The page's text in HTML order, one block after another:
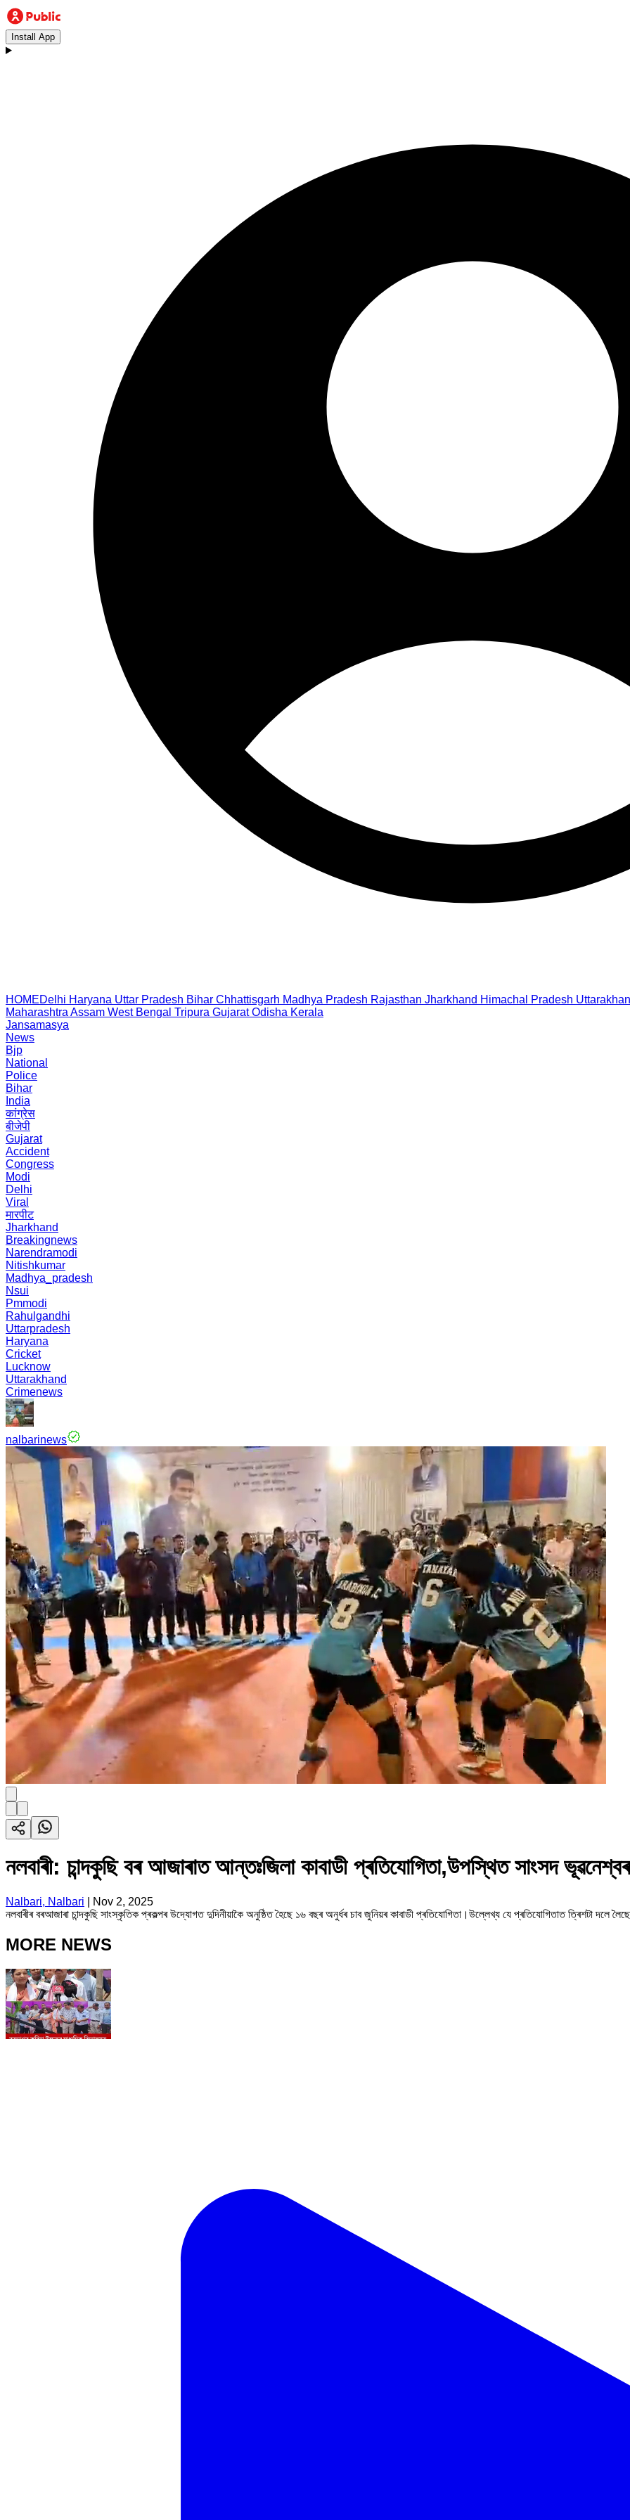
Install App
HOMEDelhi Haryana Uttar Pradesh Bihar Chhattisgarh Madhya Pradesh Rajasthan Jharkhand Himachal Pradesh
Maharashtra Assam West Bengal Tripura Gujarat Odisha Kerala
Jansamasya
News
Bjp
National
Police
Bihar
India
कांग्रेस
बीजेपी
Gujarat
Accident
Congress
Modi
Delhi
Viral
मारपीट
Jharkhand
Breakingnews
Narendramodi
Nitishkumar
Madhya_pradesh
Nsui
Pmmodi
Rahulgandhi
Uttarpradesh
Haryana
Cricket
Lucknow
Uttarakhand
Crimenews
nalbarinews
নলবাৰী: চান্দকুছি বৰ আজাৰাত আন্তঃজিলা কাবাডী প্ৰতিযোগিতা,উপস্থিত সাংসদ
Nalbari, Nalbari
Nov 2, 2025
নলবাৰীৰ বৰআজাৰা চান্দকুছি সাংস্কৃতিক প্ৰকল্পৰ উদ্যোগত দুদিনীয়াকৈ অনুষ্ঠিত হৈছে ১৬ বছৰ অনুৰ্ধৰ চাব জুনিয়ৰ কাবাডী প্ৰতিযোগিতা।উল্লেখ্য যে প্ৰতিযোগিতাত ত্ৰিশটা দলে
MORE NEWS